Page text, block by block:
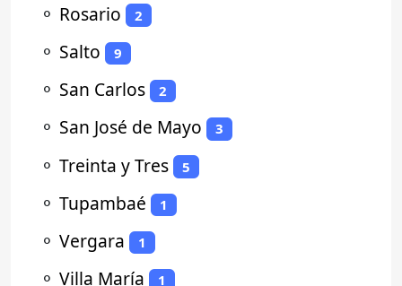
⚬ Rosario 2
⚬ Salto 9
⚬ San Carlos 2
⚬ San José de Mayo 3
⚬ Treinta y Tres 5
⚬ Tupambaé 1
⚬ Vergara 1
⚬ Villa María 1